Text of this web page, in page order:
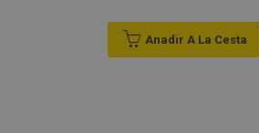
Anadir A La Cesta